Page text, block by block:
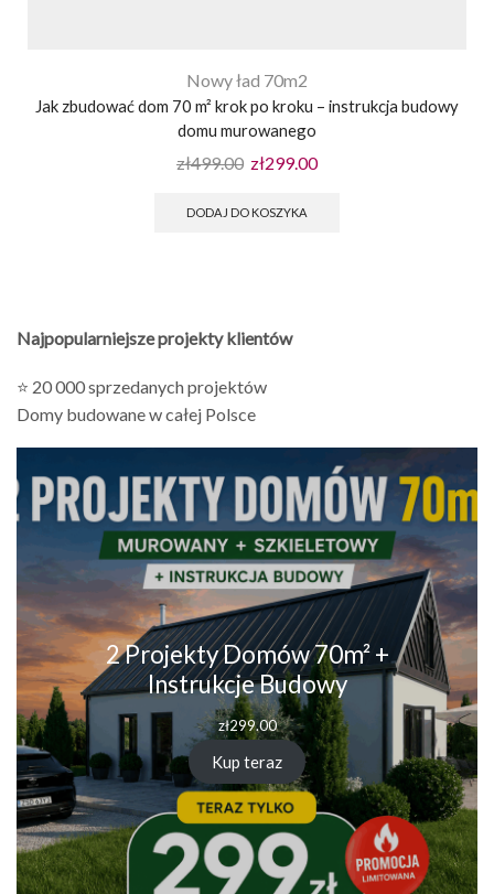
Nowy ład 70m2
Jak zbudować dom 70 m² krok po kroku – instrukcja budowy
domu murowanego
zł499.00 zł299.00
DODAJ DO KOSZYKA
Najpopularniejsze projekty klientów
⭐ 20 000 sprzedanych projektów
Domy budowane w całej Polsce
2 Projekty Domów 70m² +
Instrukcje Budowy
zł299.00
Kup teraz